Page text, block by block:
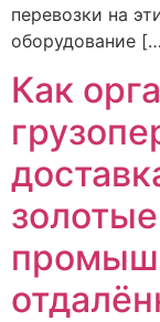
перевозки на
оборудование
Как